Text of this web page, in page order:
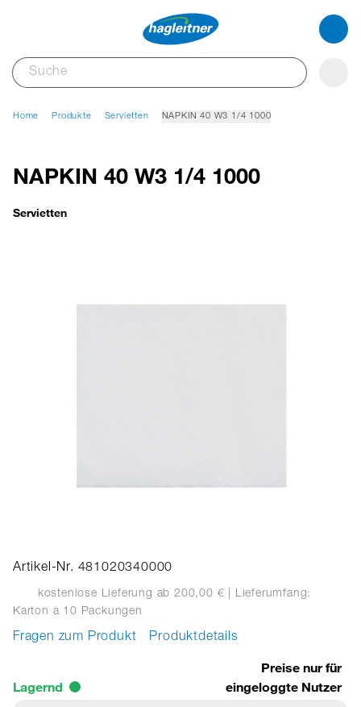
Home Produkte Servietten NAPKIN 40 W3 1/4 1000
NAPKIN 40 W3 1/4 1000
Servietten
Artikel-Nr. 481020340000
kostenlose Lieferung ab 200,00 € | Lieferumfang:
Karton à 10 Packungen
Fragen zum Produkt Produktdetails
Lagernd
Preise nur für
eingeloggte Nutzer